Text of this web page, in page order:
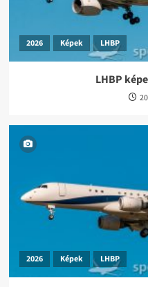
2026 Képek LHBP
LHBP
2026 Képek LHBP